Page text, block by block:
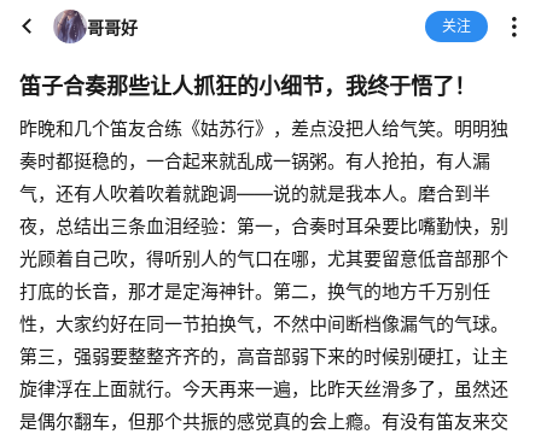
哥哥好 关注
笛子合奏那些让人抓狂的小细节，我终于悟了！
昨晚和几个笛友合练《姑苏行》，差点没把人给气笑。明明独
奏时都挺稳的，一合起来就乱成一锅粥。有人抢拍，有人漏
气，还有人吹着吹着就跑调——说的就是我本人。磨合到半
夜，总结出三条血泪经验：第一，合奏时耳朵要比嘴勤快，别
光顾着自己吹，得听别人的气口在哪，尤其要留意低音部那个
打底的长音，那才是定海神针。第二，换气的地方千万别任
性，大家约好在同一节拍换气，不然中间断档像漏气的气球。
第三，强弱要整整齐齐的，高音部弱下来的时候别硬扛，让主
旋律浮在上面就行。今天再来一遍，比昨天丝滑多了，虽然还
是偶尔翻车，但那个共振的感觉真的会上瘾。有没有笛友来交